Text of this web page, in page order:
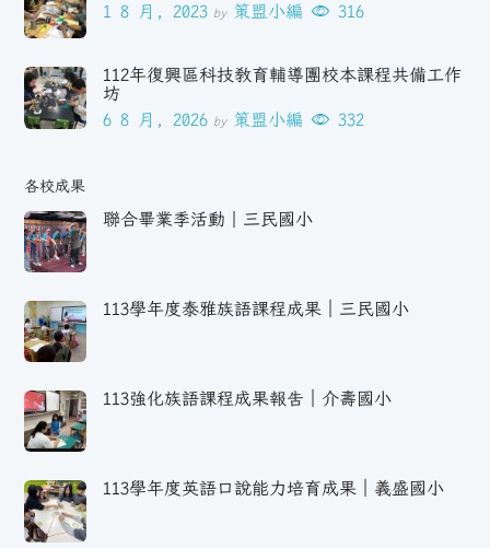
1 8 月, 2023 by 策盟小編 316
112年復興區科技教育輔導團校本課程共備工作
坊
6 8 月, 2026 by 策盟小編 332
各校成果
聯合畢業季活動｜三民國小
113學年度泰雅族語課程成果｜三民國小
113強化族語課程成果報告｜介壽國小
113學年度英語口說能力培育成果｜義盛國小